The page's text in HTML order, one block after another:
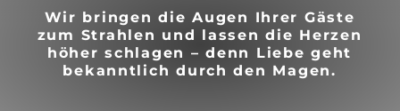
Wir bringen die Augen Ihrer Gäste
zum Strahlen und lassen die Herzen
höher schlagen – denn Liebe geht
bekanntlich durch den Magen.